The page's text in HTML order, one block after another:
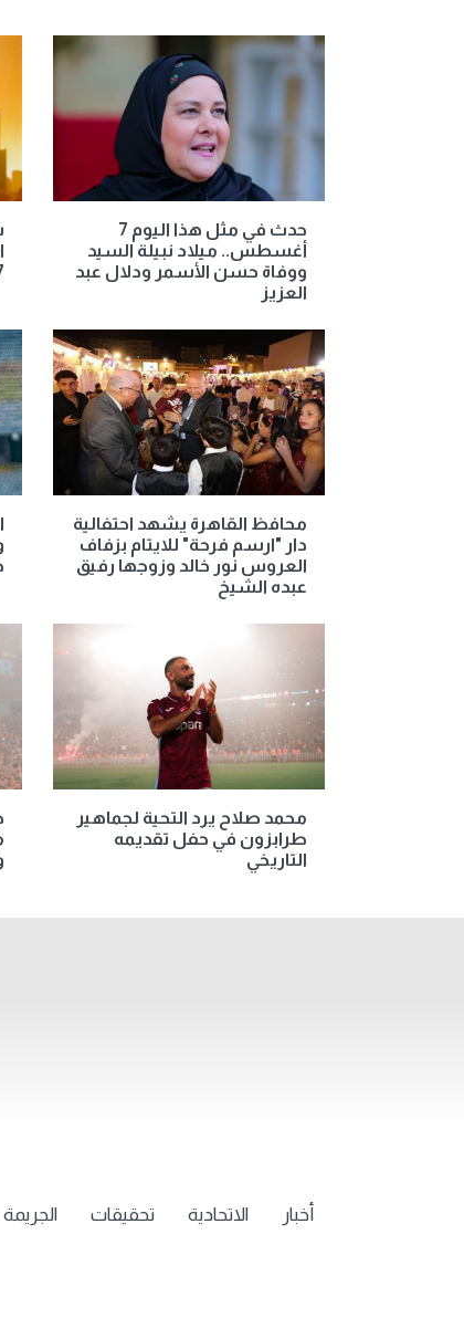
حدث في مثل هذا اليوم 7
أغسطس.. ميلاد نبيلة السيد
ووفاة حسن الأسمر ودلال عبد
العزيز
محافظ القاهرة يشهد احتفالية
دار "ارسم فرحة" للايتام بزفاف
العروس نور خالد وزوجها رفيق
عبده الشيخ
محمد صلاح يرد التحية لجماهير
طرابزون في حفل تقديمه
التاريخي
أخبار الاتحادية تحقيقات الجريمة